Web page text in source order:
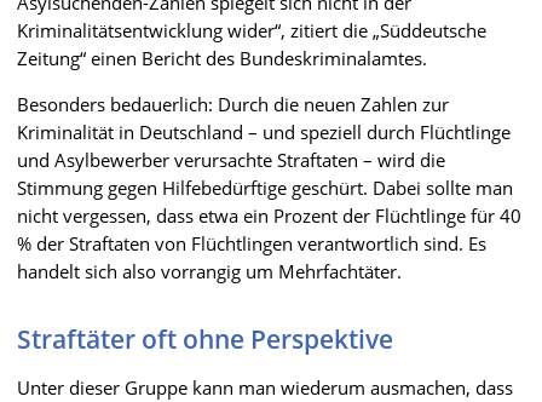
Kriminalitätsentwicklung wider“, zitiert die „Süddeutsche
Zeitung“ einen Bericht des Bundeskriminalamtes.
Besonders bedauerlich: Durch die neuen Zahlen zur
Kriminalität in Deutschland – und speziell durch Flüchtlinge
und Asylbewerber verursachte Straftaten – wird die
Stimmung gegen Hilfebedürftige geschürt. Dabei sollte man
nicht vergessen, dass etwa ein Prozent der Flüchtlinge für 40
% der Straftaten von Flüchtlingen verantwortlich sind. Es
handelt sich also vorrangig um Mehrfachtäter.
Straftäter oft ohne Perspektive
Unter dieser Gruppe kann man wiederum ausmachen, dass